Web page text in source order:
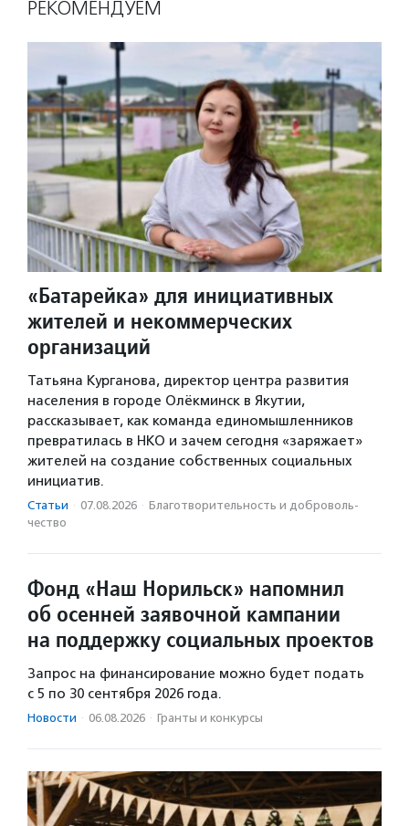
РЕКОМЕНДУЕМ
«Батарейка» для инициативных
жителей и некоммерческих
организаций
Татьяна Курганова, директор центра развития
населения в городе Олёкминск в Якутии,
рассказывает, как команда единомышленников
превратилась в НКО и зачем сегодня «заряжает»
жителей на создание собственных социальных
инициатив.
Статьи · 07.08.2026 · Благотвори­тель­ность и доброволь­
чест­во
Фонд «Наш Норильск» напомнил
об осенней заявочной кампании
на поддержку социальных проектов
Запрос на финансирование можно будет подать
с 5 по 30 сентября 2026 года.
Новости · 06.08.2026 · Гранты и конкурсы